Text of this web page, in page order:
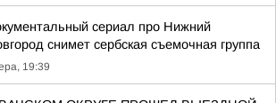
сериал про Нижний
снимет сербская съемочная группа
19:39